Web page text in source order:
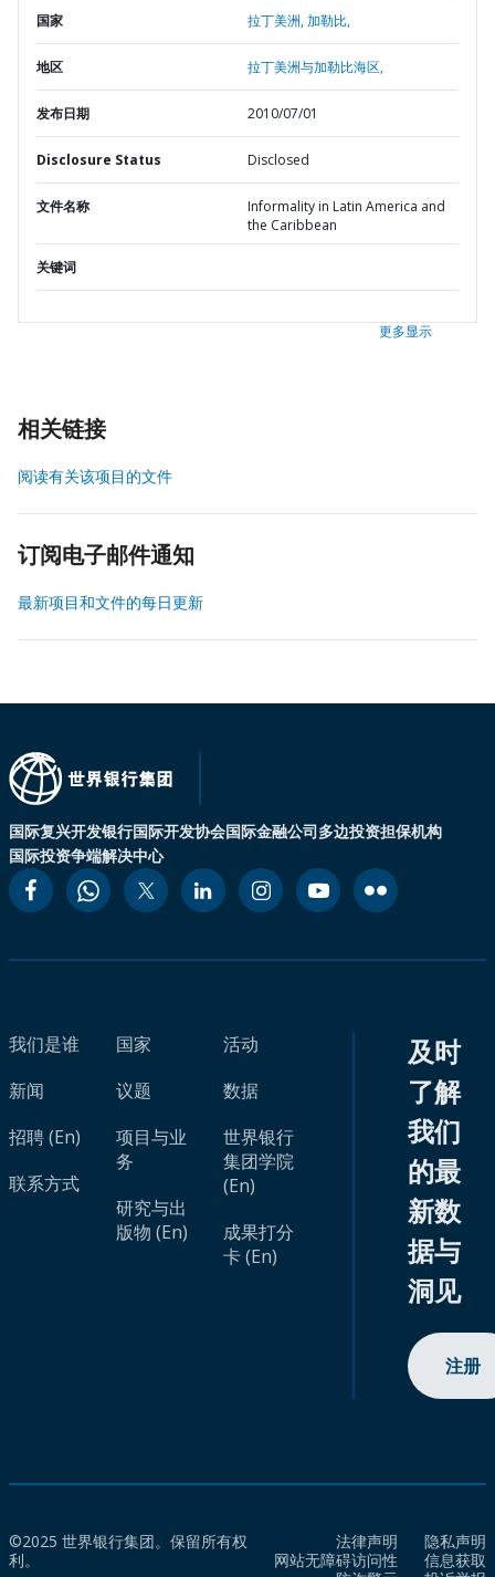
国家 拉丁美洲,加勒比,
地区 拉丁美洲与加勒比海区,
发布日期 2010/07/01
Disclosure Status Disclosed
文件名称
Informality in Latin America and
the Caribbean
关键词
更多显示
相关链接
阅读有关该项目的文件
订阅电子邮件通知
最新项目和文件的每日更新
国际复兴开发银行国际开发协会国际金融公司多边投资担保机构
国际投资争端解决中心
我们是谁
新闻
招聘 (En)
联系方式
国家
议题
项目与业
务
研究与出
版物 (En)
活动
数据
世界银行
集团学院
(En)
成果打分
卡 (En)
及时
了解
我们
的最
新数
据与
洞见
注册
©2025 世界银行集团。保留所有权
利。
法律声明
隐私声明
网站无障碍访问性
信息获取